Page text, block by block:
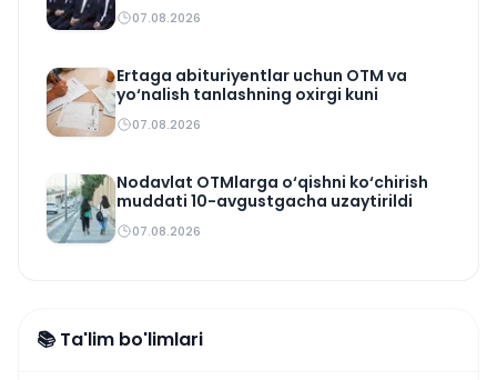
07.08.2026
Ertaga abituriyentlar uchun OTM va
yo‘nalish tanlashning oxirgi kuni
07.08.2026
Nodavlat OTMlarga o‘qishni ko‘chirish
muddati 10-avgustgacha uzaytirildi
07.08.2026
📚 Ta'lim bo'limlari